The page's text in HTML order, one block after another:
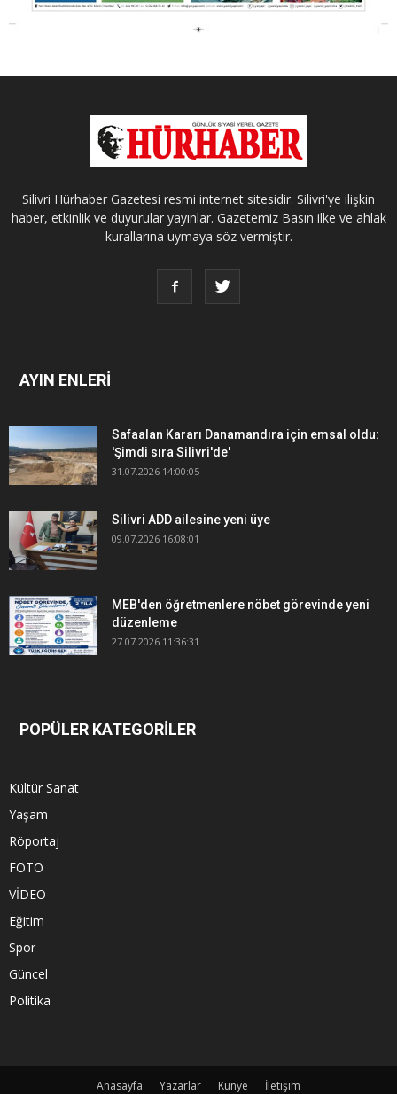
Silivri Hürhaber Gazetesi resmi internet sitesidir. Silivri'ye ilişkin
haber, etkinlik ve duyurular yayınlar. Gazetemiz Basın ilke ve ahlak
kurallarına uymaya söz vermiştir.
AYIN ENLERİ
Safaalan Kararı Danamandıra için emsal oldu:
'Şimdi sıra Silivri'de'
31.07.2026 14:00:05
Silivri ADD ailesine yeni üye
09.07.2026 16:08:01
MEB'den öğretmenlere nöbet görevinde yeni
düzenleme
27.07.2026 11:36:31
POPÜLER KATEGORİLER
Kültür Sanat
Yaşam
Röportaj
FOTO
VİDEO
Eğitim
Spor
Güncel
Politika
Anasayfa Yazarlar Künye
İletişim